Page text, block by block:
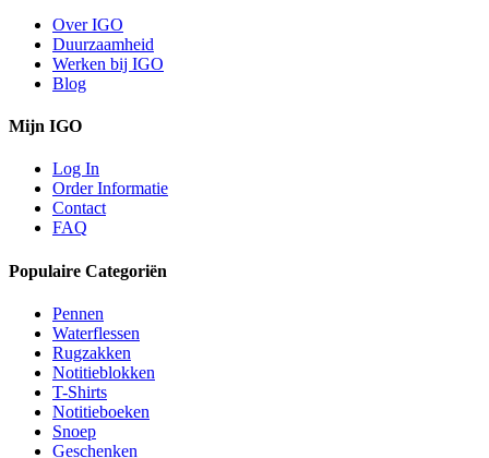
Over IGO
Duurzaamheid
Werken bij IGO
Blog
Mijn IGO
Log In
Order Informatie
Contact
FAQ
Populaire Categoriën
Pennen
Waterflessen
Rugzakken
Notitieblokken
T-Shirts
Notitieboeken
Snoep
Geschenken